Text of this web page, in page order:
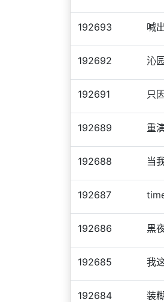
192693 喊
192692 沁
192691 只
192689 重
192688 当
192687
192686 黑
192685 我
192684 装